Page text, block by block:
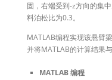
固，右端受到-z方向的集
料泊松比为0.3。
MATLAB编程实现该悬臂
并将MATLAB的计算结果
MATLAB 编程